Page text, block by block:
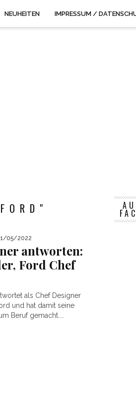
NEUHEITEN IMPRESSUM /
05/2022
antworten:
Ford Chef
als Chef Designer
und hat damit seine
Beruf gemacht....